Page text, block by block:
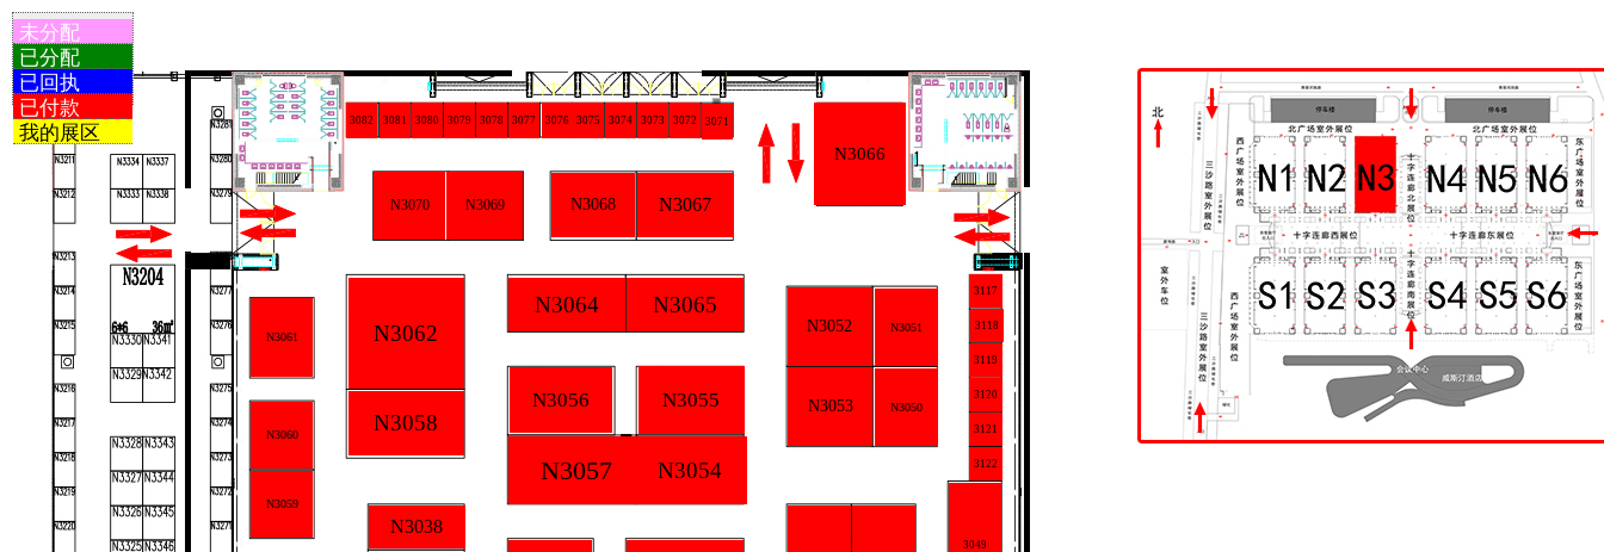
未分配
已分配
已回执
已付款
我的展区
N3061
N3060
N3059
N3062
N3058
N3038
3049
N3064 N3065
N3056 N3055
N3057 N3054
N3052 N3051
N3053 N3050
3080 3079 3078 3077 3076 3075 3074 3073 3072
3119
3120
3121
3122
3071
N3066
N3070 N3069 N3068 N3067
3081
3082
3117
3118